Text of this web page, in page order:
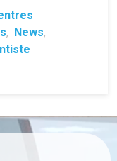
, News,